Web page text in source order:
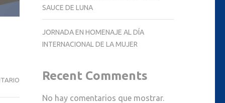
ÁREA
SAUCE DE LUNA
JORNADA EN HOMENAJE AL DÍA
INTERNACIONAL DE LA MUJER
Recent Comments
No hay comentarios que mostrar.